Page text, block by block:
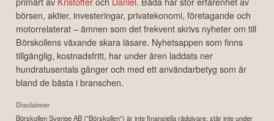
börsen, aktier, investeringar, privatekonomi, företagande och
motorrelaterat – ämnen som det frekvent skrivs nyheter om till
Börskollens växande skara läsare. Nyhetsappen som finns
tillgänglig, kostnadsfritt, har under åren laddats ner
hundratusentals gånger och med ett användarbetyg som är
bland de bästa i branschen.
Disclaimer
Börskollen Sverige AB ("Börskollen") är inte finansiella rådgivare, står inte under